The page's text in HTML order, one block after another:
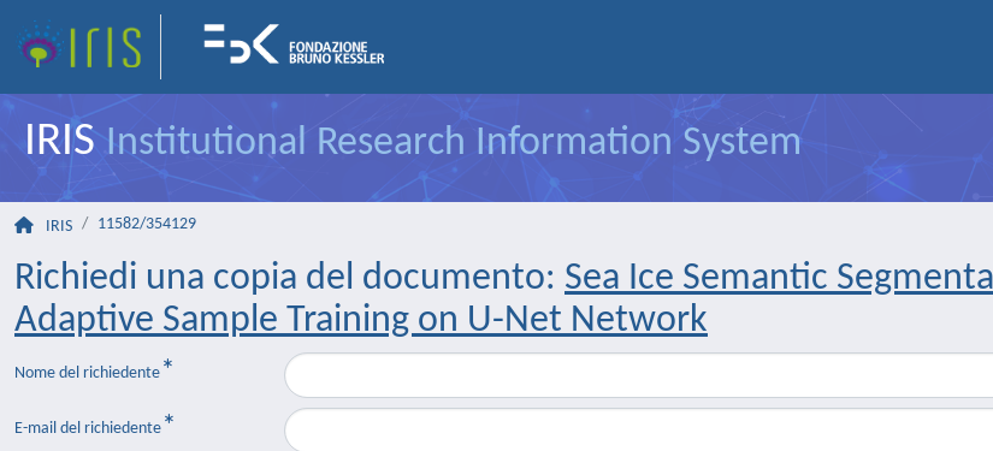
IRISInstitutional Research Information System
IRIS 11582/354129
Richiedi una copia del documento: Sea Ice Semantic
Adaptive Sample Training on U-Net Network
Nome del richiedente
E-mail del richiedente